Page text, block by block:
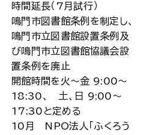
時間延長（7月試行）
鳴門市図書館条例を制定し、
鳴門市立図書館設置条例及
び鳴門市立図書館協議会設
置条例を廃止
開館時間を火～金 9:00～
18:30、 土、日 9:00～
17:30と定める
10月 NPO法人「ふくろう